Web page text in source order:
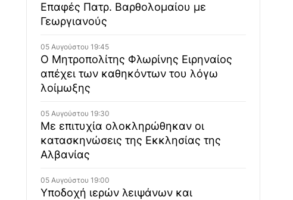
Επαφές Πατρ. Βαρθολομαίου με
Γεωργιανούς
05 Αυγούστου 19:45
Ο Μητροπολίτης Φλωρίνης Ειρηναίος
απέχει των καθηκόντων του λόγω
λοίμωξης
05 Αυγούστου 19:30
Με επιτυχία ολοκληρώθηκαν οι
κατασκηνώσεις της Εκκλησίας της
Αλβανίας
05 Αυγούστου 19:00
Υποδοχή ιερών λειψάνων και